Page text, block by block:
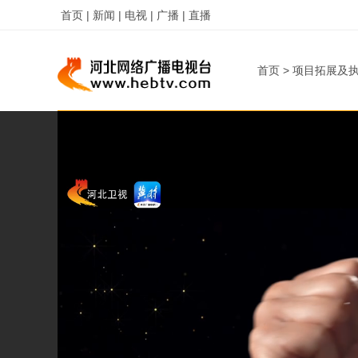
首页 | 新闻 | 电视 | 广播 | 直播
首页 > 项目拓展及